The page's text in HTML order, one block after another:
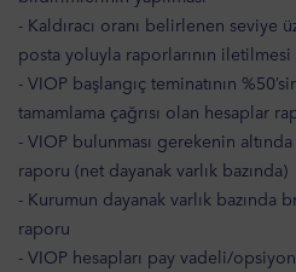
- Kaldıracı oranı belirlenen seviye
posta yoluyla raporlarının iletilmesi
- VIOP başlangıç teminatının
tamamlama çağrısı olan hesaplar
- VIOP bulunması gerekenin
raporu (net dayanak varlık bazında)
- Kurumun dayanak varlık bazında
raporu
- VIOP hesapları pay vadeli/